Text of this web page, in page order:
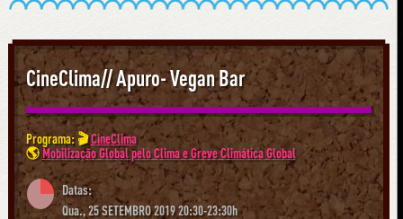
CineClima// Apuro- Vegan Bar
Programa: 🎬CineClima
🌎Mobilização Global pelo Clima e Greve Climática Global
Datas:
Qua., 25 SETEMBRO 2019 20:30-23:30h